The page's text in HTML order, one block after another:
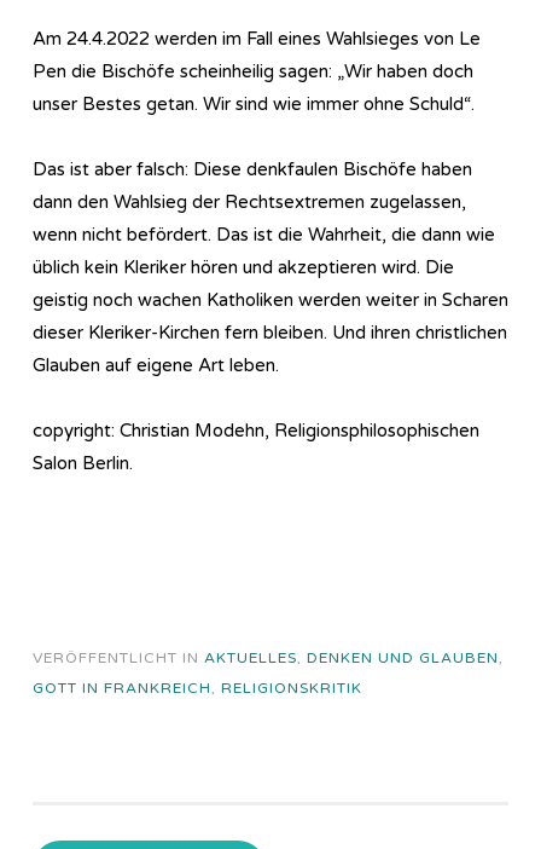
Am 24.4.2022 werden im Fall eines Wahlsieges von Le
Pen die Bischöfe scheinheilig sagen: „Wir haben doch
unser Bestes getan. Wir sind wie immer ohne Schuld“.
Das ist aber falsch: Diese denkfaulen Bischöfe haben
dann den Wahlsieg der Rechtsextremen zugelassen,
wenn nicht befördert. Das ist die Wahrheit, die dann wie
üblich kein Kleriker hören und akzeptieren wird. Die
geistig noch wachen Katholiken werden weiter in Scharen
dieser Kleriker-Kirchen fern bleiben. Und ihren christlichen
Glauben auf eigene Art leben.
copyright: Christian Modehn, Re­li­gi­ons­phi­lo­so­phi­sch­en
Salon Berlin.
VERÖFFENTLICHT IN AKTUELLES, DENKEN UND GLAUBEN,
GOTT IN FRANKREICH, RELIGIONSKRITIK